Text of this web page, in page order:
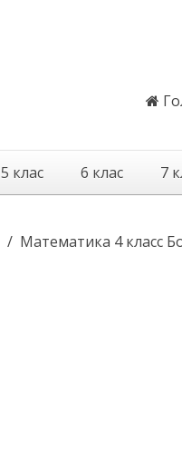
5 клас 6 клас 7
Математика 4 класс